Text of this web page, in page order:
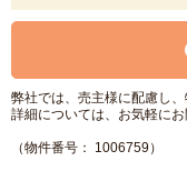
弊社では、売主様に配慮し
詳細については、お気軽にお
（物件番号： 1006759）